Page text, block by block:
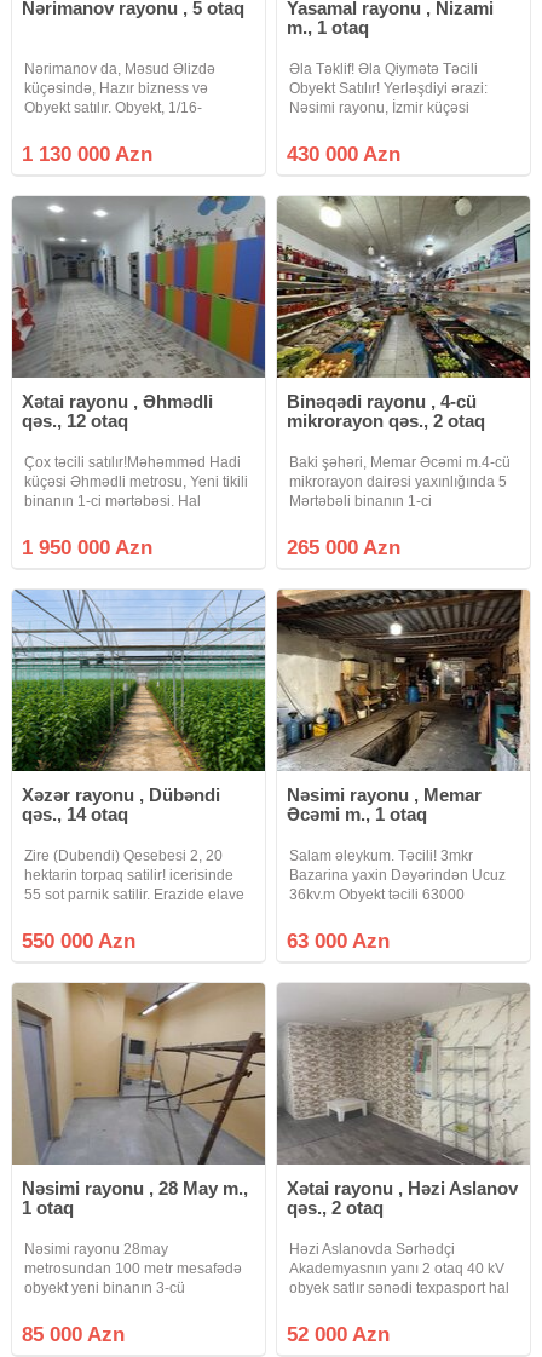
Nərimanov rayonu , 5 otaq
Nərimanov da, Məsud Əlizdə
küçəsində, Hazır bizness və
Obyekt satılır. Obyekt, 1/16-
təmizləmə (Ximçistika). Bütün
avadanlıqları və maşınla birgə
(kupça),
1 130 000 Azn
Yasamal rayonu , Nizami
m., 1 otaq
Əla Təklif! Əla Qiymətə Təcili
Obyekt Satılır! Yerləşdiyi ərazi:
Nəsimi rayonu, İzmir küçəsi
metrosunun yaxınlığında, əsas
yolun kənarında). Obyektin
430 000 Azn
Xətai rayonu , Əhmədli
qəs., 12 otaq
Çox təcili satılır!Məhəmməd Hadi
küçəsi Əhmədli metrosu, Yeni tikili
binanın 1-ci mərtəbəsi. Hal
göstərir.Arendator var. Tam hazır
biznes kimi satılır. sahəsi 800 kv.m,
1 950 000 Azn
Binəqədi rayonu , 4-cü
mikrorayon qəs., 2 otaq
Baki şəhəri, Memar Əcəmi m.4-cü
mikrorayon dairəsi yaxınlığında 5
Mərtəbəli binanın 1-ci
yerləşən Obyekt və Zirzəmisi hər
ikisi BIRLIKDE satılır.Ətraflı
saxlaya
265 000 Azn
Xəzər rayonu , Dübəndi
qəs., 14 otaq
Zire (Dubendi) Qesebesi 2, 20
hektarin torpaq satilir! icerisinde
55 sot parnik satilir. Erazide elave
movcuddur. Baglara yaxin yerde
yerleshir. Denizin qiragindadir
550 000 Azn
Nəsimi rayonu , Memar
Əcəmi m., 1 otaq
Salam əleykum. Təcili! 3mkr
Bazarina yaxin Dəyərindən Ucuz
36kv.m Obyekt təcili 63000
qaydasindadir, obyektin köklü
sənədləri var. İnvestisiya üçün əla
63 000 Azn
Nəsimi rayonu , 28 May m.,
1 otaq
Nəsimi rayonu 28may
metrosundan 100 metr mesafədə
obyekt yeni binanın 3-cü
sırasındadır. Bu mərtəbədə ancaq
obyektlərdir.yaşayışa aid deyil.hal
85 000 Azn
Xətai rayonu , Həzi Aslanov
qəs., 2 otaq
Həzi Aslanovda Sərhədçi
Akademyasnın yanı 2 otaq 40 kV
obyek satlır sənədi texpasport hal
gösdərir kirayədi 32 ildi obyek bir
nəfərini ölkə entiyacı
52 000 Azn